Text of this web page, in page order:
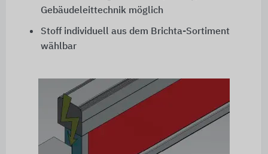
Gebäudeleittechnik möglich
Stoff individuell aus dem Brichta-Sortiment
wählbar